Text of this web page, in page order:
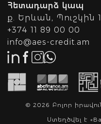
Հետադարձ կապ
ք. Երևան, Պուշկին 1
+374 11 89 00 00
info@aes-credit.am
© 2026 Բոլոր
Ստեղծվել է